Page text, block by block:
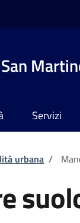
Servizi
urbana /